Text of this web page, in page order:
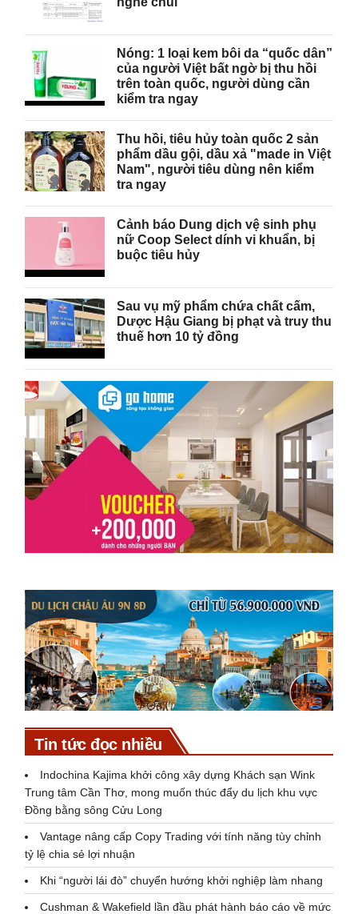
Nóng: 1 loại kem bôi da “quốc dân”
của người Việt bất ngờ bị thu hồi
trên toàn quốc, người dùng cần
kiểm tra ngay
Thu hồi, tiêu hủy toàn quốc 2 sản
phẩm dầu gội, dầu xả "made in Việt
Nam", người tiêu dùng nên kiểm
tra ngay
Cảnh báo Dung dịch vệ sinh phụ
nữ Coop Select dính vi khuẩn, bị
buộc tiêu hủy
Sau vụ mỹ phẩm chứa chất cấm,
Dược Hậu Giang bị phạt và truy thu
thuế hơn 10 tỷ đồng
Tin tức đọc nhiều
Indochina Kajima khởi công xây dựng Khách sạn Wink
Trung tâm Cần Thơ, mong muốn thúc đẩy du lịch khu vực
Đồng bằng sông Cửu Long
Vantage nâng cấp Copy Trading với tính năng tùy chỉnh
tỷ lệ chia sẻ lợi nhuận
Khi “người lái đò” chuyển hướng khởi nghiệp làm nhang
Cushman & Wakefield lần đầu phát hành báo cáo về mức